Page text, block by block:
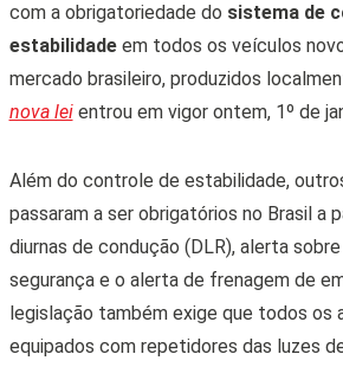
com a obrigatoriedade do sistema de
estabilidadeem todos os veículos
mercado brasileiro, produzidos
nova leientrou em vigor ontem, 1º de
Além do controle de estabilidade,
passaram a ser obrigatórios no Brasil a
diurnas de condução (DLR), alerta
segurança e o alerta de frenagem de
legislação também exige que todos os
equipados com repetidores das luzes